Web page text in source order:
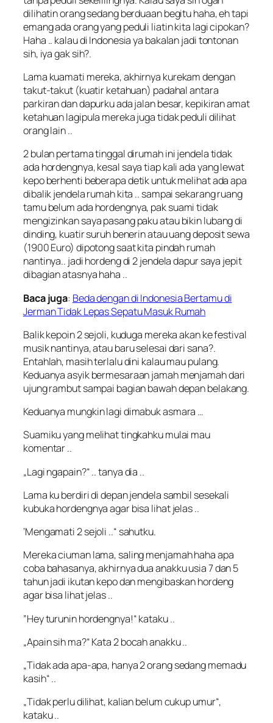
dilihatin orang sedang berduaan begitu haha, eh tapi
emang ada orang yang peduli liatin kita lagi cipokan?
Haha .. kalau di Indonesia ya bakalan jadi tontonan
sih, iya gak sih?.
Lama kuamati mereka, akhirnya kurekam dengan
takut-takut (kuatir ketahuan) padahal antara
parkiran dan dapurku ada jalan besar, kepikiran amat
ketahuan lagipula mereka juga tidak peduli dilihat
orang lain ..
2 bulan pertama tinggal dirumah ini jendela tidak
ada hordengnya, kesal saya tiap kali ada yang lewat
kepoberhenti beberapa detik untuk melihat ada apa
dibalik jendela rumah kita .. sampai sekarang ruang
tamu belum ada hordengnya, pak suami tidak
mengizinkan saya pasang paku atau bikin lubang di
dinding, kuatir suruh benerin atau uang deposit sewa
(1900 Euro) dipotong saat kita pindah rumah
nantinya.. jadi hordeng di 2 jendela dapur saya jepit
dibagian atasnya haha ..
Baca juga: Beda dengan di Indonesia Bertamu di
Jerman Tidak Lepas Sepatu Masuk Rumah
Balik kepoin 2 sejoli, kuduga mereka akan ke festival
musik nantinya, atau baru selesai dari sana?.
Entahlah, masih terlalu dini kalau mau pulang.
Keduanya asyik bermesaraan jamah menjamah dari
ujung rambut sampai bagian bawah depan belakang.
Keduanya mungkin lagi dimabuk asmara …
Suamiku yang melihat tingkahku mulai mau
komentar ..
„Lagi ngapain?“ .. tanya dia ..
Lama ku berdiri di depan jendela sambil sesekali
kubuka hordengnya agar bisa lihat jelas ..
‘Mengamati 2 sejoli ..“ sahutku.
Mereka ciuman lama, saling menjamah haha apa
coba bahasanya, akhirnya dua anakku usia 7 dan 5
tahun jadi ikutan kepo dan mengibaskan hordeng
agar bisa lihat jelas ..
”Hey turunin hordengnya!“ kataku ..
„Apain sih ma?“ Kata 2 bocah anakku ..
„Tidak ada apa-apa, hanya 2 orang sedang memadu
kasih“ ..
„Tidak perlu dilihat, kalian belum cukup umur“,
kataku ..